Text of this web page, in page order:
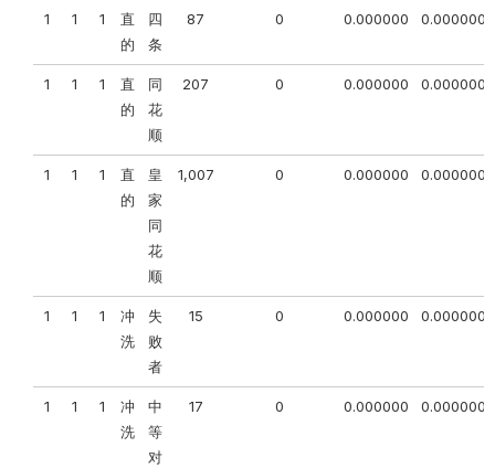
1 1 1
直
的
四
条
87 0 0.000000 0.000000
1 1 1
直
的
同
花
顺
207 0 0.000000 0.000000
1 1 1
直
的
皇
家
同
花
顺
1,007 0 0.000000 0.000000
1 1 1
冲
洗
失
败
者
15 0 0.000000 0.000000
1 1 1
冲
洗
中
等
对
17 0 0.000000 0.000000